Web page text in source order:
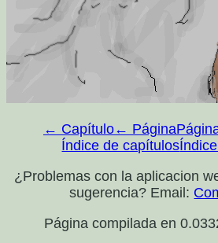
← Capítulo← Página
Índice de capítulos
¿Problemas con la aplicacion
sugerencia? Email:
Página compilada en